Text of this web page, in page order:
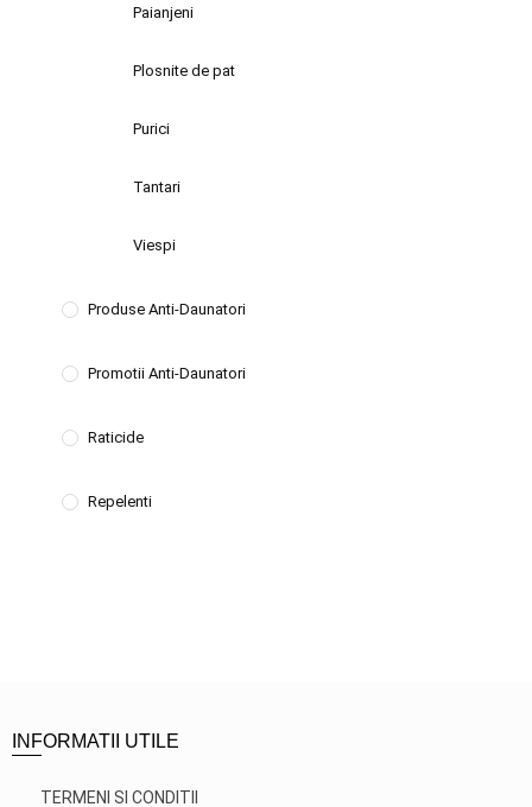
Paianjeni
Plosnite de pat
Purici
Tantari
Viespi
Produse Anti-Daunatori
Promotii Anti-Daunatori
Raticide
Repelenti
INFORMATII UTILE
TERMENI SI CONDITII